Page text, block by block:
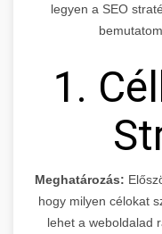
legyen a SEO
1.
Meghatározás:
hogy milyen célokat
lehet a weboldalad